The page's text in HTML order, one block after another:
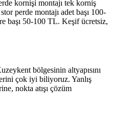
kornişi montajı tek korniş
perde montajı adet başı 100-
başı 50-100 TL. Keşif ücretsiz,
bölgesinin altyapısını
çok iyi biliyoruz. Yanlış
nokta atışı çözüm